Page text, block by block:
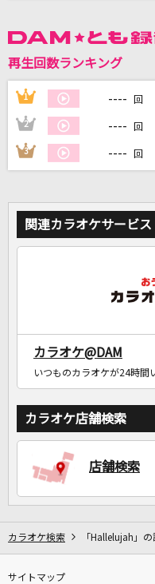
DAMに会
カラオ
家族や友
再生回数ランキング
1 ---- 回
2 ---- 回
3 ---- 回
関連カラオケサービス
カラオケ@DAM
いつものカラオケが24時間
カラオケ店舗検索
店舗検索
カラオケ検索 「Hallelujah」の
サイトマップ